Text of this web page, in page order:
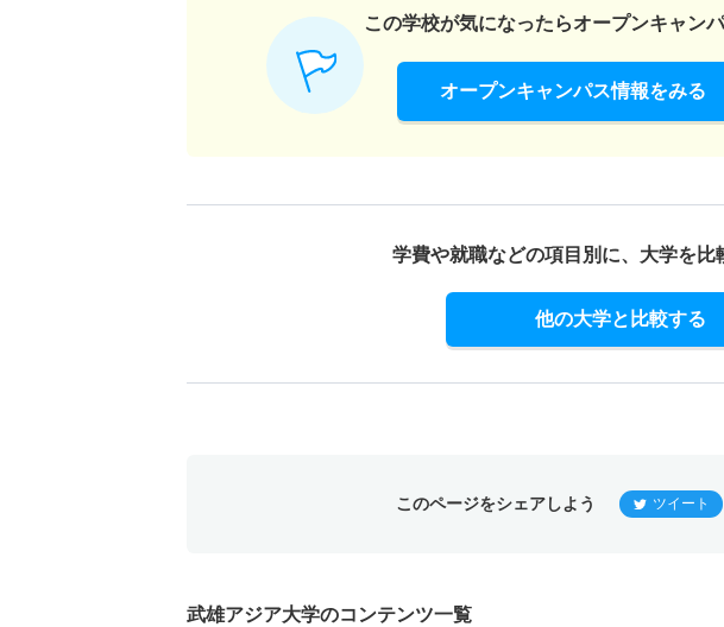
この学校が気になったらオープンキャン
オープンキャンパス情報をみる
学費や就職などの項目別に、 大学を比
他の大学と比較する
このページをシェアしよう ツイート
武雄アジア大学のコンテンツ一覧